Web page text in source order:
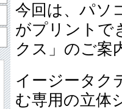
今回は、パソ
がプリントで
クス」のご案
イージータク
む専用の立体